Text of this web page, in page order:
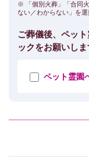
※ 「個別火葬」「合同
ない／わからない」を選
ご葬儀後、ペッ
ックをお願いしま
ペット霊園